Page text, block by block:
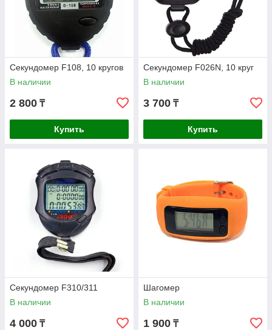
Секундомер F108, 10 кругов
В наличии
2 800 ₸
Купить
Секундомер F026N, 10 круг
В наличии
3 700 ₸
Купить
Секундомер F310/311
В наличии
4 000 ₸
Шагомер
В наличии
1 900 ₸